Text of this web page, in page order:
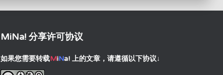
MiNa! 分享许可协议
如果您需要转载MiNa! 上的文章，请遵循以下协议↓